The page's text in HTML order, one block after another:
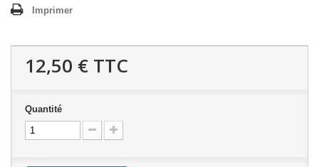
Imprimer
12,50 € TTC
Quantité